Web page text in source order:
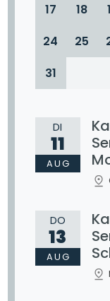
17
18
24
25
31
DI
11
AUG
DO
13
AUG